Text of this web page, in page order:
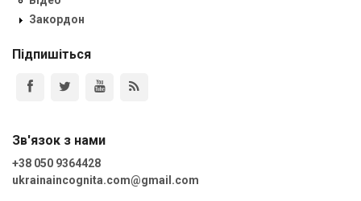
Закордон
Підпишіться
Зв'язок з нами
+38 050 9364428
ukrainaincognita.com@gmail.com